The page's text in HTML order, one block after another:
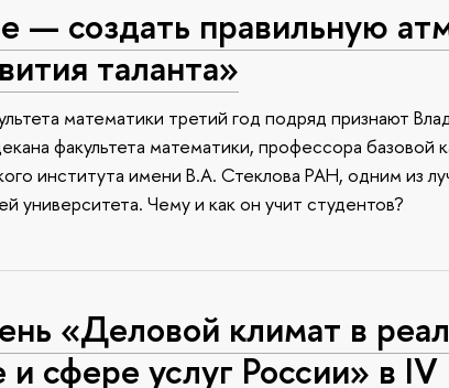
— создать правильную
таланта»
математики третий год подряд признают
факультета математики, профессора базовой
института имени В.А. Стеклова РАН, одним из
университета. Чему и как он учит студентов?
«Деловой климат в
и сфере услуг России» в IV